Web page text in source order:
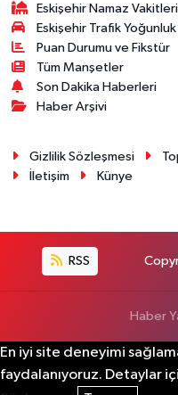
Eskişehir Namaz Vakitleri
Eskişehir Trafik Yoğunluk
Puan Durumu ve Fikstür
Tüm Manşetler
Son Dakika Haberleri
Haber Arşivi
Gizlilik Sözleşmesi
İletişim
Künye
RSS
Haber
En iyi site deneyimi
faydalanıyoruz. Detaylar